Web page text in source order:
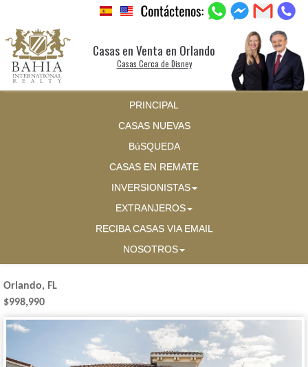
Casas en Venta en Orlando
Casas Cerca de Disney
PRINCIPAL
CASAS NUEVAS
BúSQUEDA
CASAS EN REMATE
INVERSIONISTAS
EXTRANJEROS
RECIBA CASAS VIA EMAIL
NOSOTROS
Orlando, FL
$998,990